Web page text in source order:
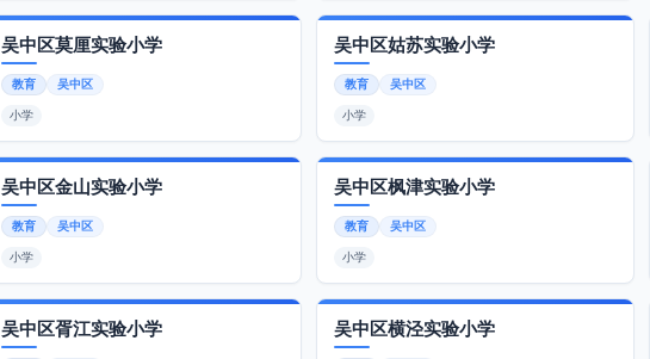
吴中区莫厘实验小学
教育 吴中区
小学
吴中区姑苏实验小学
教育 吴中区
小学
吴中区金山实验小学
教育 吴中区
小学
吴中区枫津实验小学
教育 吴中区
小学
吴中区胥江实验小学 吴中区横泾实验小学